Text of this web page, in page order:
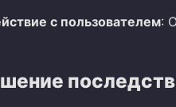
с пользователем: